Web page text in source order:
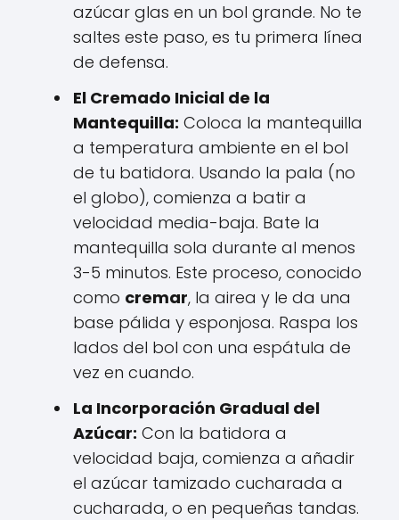
azúcar glas en un bol grande. No te
saltes este paso, es tu primera línea
de defensa.
El Cremado Inicial de la
Mantequilla: Coloca la mantequilla
a temperatura ambiente en el bol
de tu batidora. Usando la pala (no
el globo), comienza a batir a
velocidad media-baja. Bate la
mantequilla sola durante al menos
3-5 minutos. Este proceso, conocido
como cremar, la airea y le da una
base pálida y esponjosa. Raspa los
lados del bol con una espátula de
vez en cuando.
La Incorporación Gradual del
Azúcar: Con la batidora a
velocidad baja, comienza a añadir
el azúcar tamizado cucharada a
cucharada, o en pequeñas tandas.